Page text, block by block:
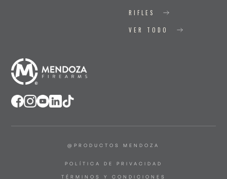
RIFLES
VER TODO
@PRODUCTOS MENDOZA
POLÍTICA DE PRIVACIDAD
TÉRMINOS Y CONDICIONES